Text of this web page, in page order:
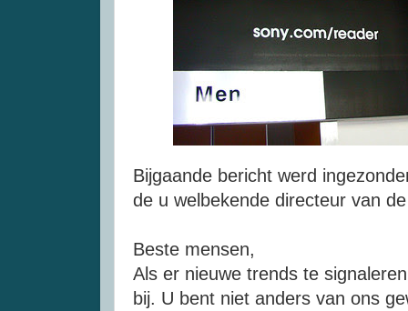
Bijgaande bericht werd
de u welbekende directeur van
Beste mensen,
Als er nieuwe trends te
bij. U bent niet anders van ons